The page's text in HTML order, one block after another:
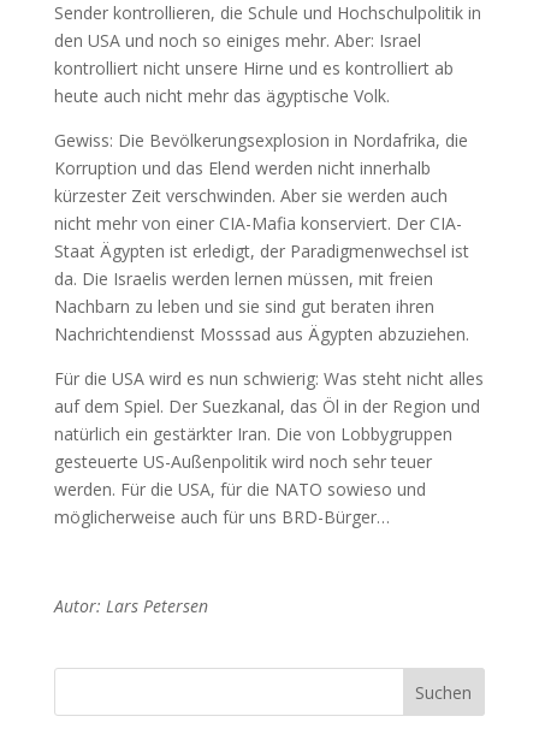
Sender kontrollieren, die Schule und Hochschulpolitik in
den USA und noch so einiges mehr. Aber: Israel
kontrolliert nicht unsere Hirne und es kontrolliert ab
heute auch nicht mehr das ägyptische Volk.
Gewiss: Die Bevölkerungsexplosion in Nordafrika, die
Korruption und das Elend werden nicht innerhalb
kürzester Zeit verschwinden. Aber sie werden auch
nicht mehr von einer CIA-Mafia konserviert. Der CIA-
Staat Ägypten ist erledigt, der Paradigmenwechsel ist
da. Die Israelis werden lernen müssen, mit freien
Nachbarn zu leben und sie sind gut beraten ihren
Nachrichtendienst Mosssad aus Ägypten abzuziehen.
Für die USA wird es nun schwierig: Was steht nicht alles
auf dem Spiel. Der Suezkanal, das Öl in der Region und
natürlich ein gestärkter Iran. Die von Lobbygruppen
gesteuerte US-Außenpolitik wird noch sehr teuer
werden. Für die USA, für die NATO sowieso und
möglicherweise auch für uns BRD-Bürger…
Autor: Lars Petersen